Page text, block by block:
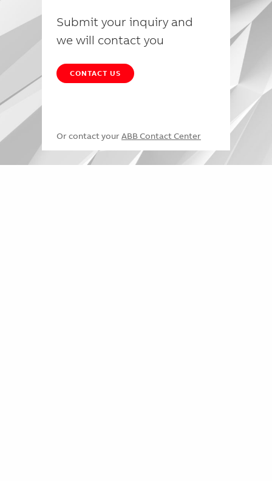
Submit your inquiry and
we will contact you
CONTACT US
Or contact your ABB Contact Center